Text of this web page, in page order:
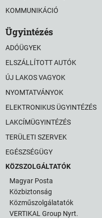
KOMMUNIKÁCIÓ
Ügyintézés
ADÓÜGYEK
ELSZÁLLÍTOTT AUTÓK
ÚJ LAKOS VAGYOK
NYOMTATVÁNYOK
ELEKTRONIKUS ÜGYINTÉZÉS
LAKCÍMÜGYINTÉZÉS
TERÜLETI SZERVEK
EGÉSZSÉGÜGY
KÖZSZOLGÁLTATÓK
Magyar Posta
Közbiztonság
Közműszolgálatatók
VERTIKAL Group Nyrt.